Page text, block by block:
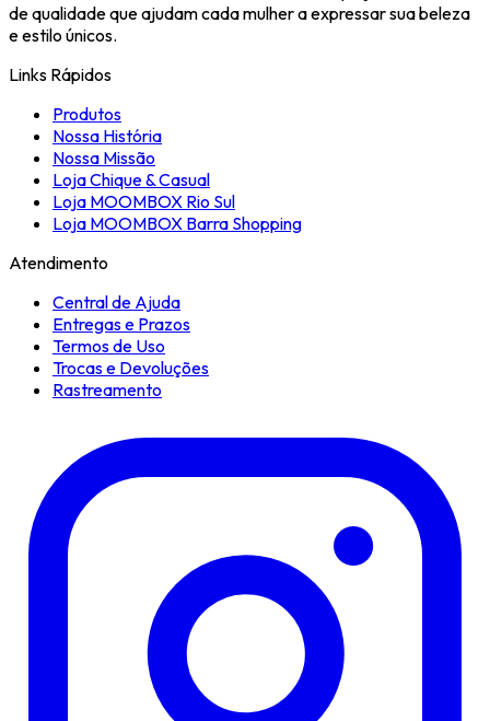
de qualidade que ajudam cada mulher a expressar sua beleza
e estilo únicos.
Links Rápidos
Produtos
Nossa História
Nossa Missão
Loja Chique & Casual
Loja MOOMBOX Rio Sul
Loja MOOMBOX Barra Shopping
Atendimento
Central de Ajuda
Entregas e Prazos
Termos de Uso
Trocas e Devoluções
Rastreamento